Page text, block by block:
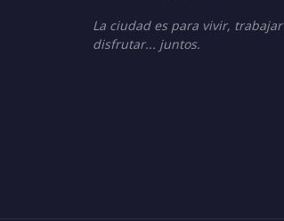
La ciudad es para vivir,
disfrutar... juntos.